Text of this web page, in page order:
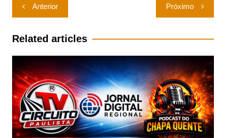
de
Post
Anterior Próximo
Related articles